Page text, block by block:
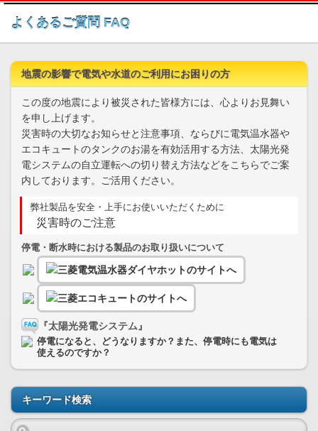
このページの本文へ
よくあるご質問 FAQ
地震の影響で電気や水道のご利用にお困りの方
この度の地震により被災された皆様方には、心よりお見舞い
を申し上げます。
災害時の大切なお知らせと注意事項、ならびに電気温水器や
エコキュートのタンクのお湯を有効活用する方法、太陽光発
電システムの自立運転への切り替え方法などをこちらでご案
内しております。ご活用ください。
弊社製品を安全・上手にお使いいただくために
災害時のご注意
停電・断水時における製品のお取り扱いについて
『太陽光発電システム』
停電になると、どうなりますか？また、停電時にも電気は
使えるのですか？
キーワード検索